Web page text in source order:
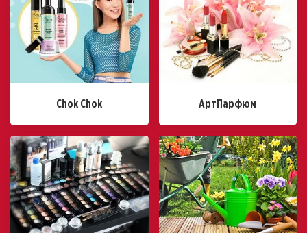
Chok Chok АртПарфюм